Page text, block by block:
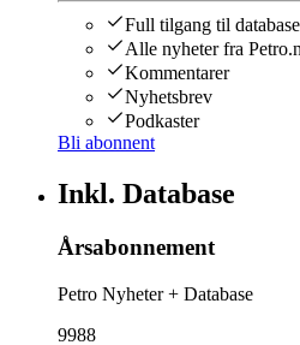
Full tilgang til database
Alle nyheter fra
Kommentarer
Nyhetsbrev
Podkaster
Bli abonnent
Inkl. Database
Årsabonnement
Petro Nyheter + Database
9988